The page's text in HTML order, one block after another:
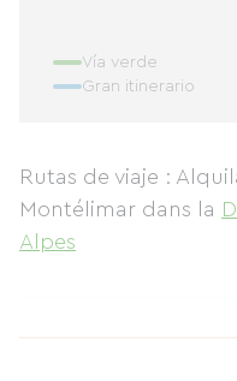
Vía verde
Gran itinerario
Rutas de viaje :
Montélimar dans la
Alpes